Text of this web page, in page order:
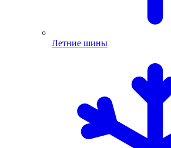
Летние шины